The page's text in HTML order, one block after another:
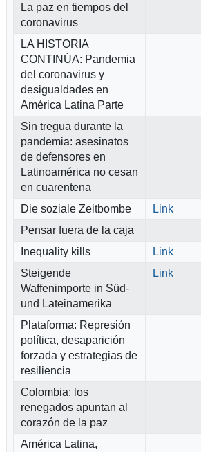
La paz en tiempos del
coronavirus
LA HISTORIA
CONTINÚA: Pandemia
del coronavirus y
desigualdades en
América Latina Parte
Sin tregua durante la
pandemia: asesinatos
de defensores en
Latinoamérica no cesan
en cuarentena
Die soziale Zeitbombe
Link
Pensar fuera de la caja
Inequality kills
Link
Steigende
Waffenimporte in Süd-
und Lateinamerika
Link
Plataforma: Represión
política, desaparición
forzada y estrategias de
resiliencia
Colombia: los
renegados apuntan al
corazón de la paz
América Latina,